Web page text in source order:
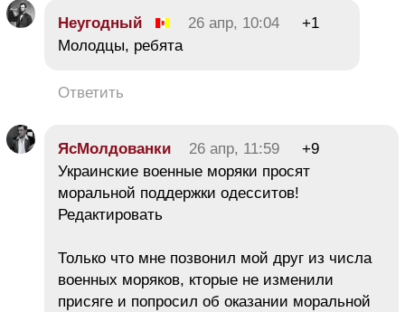
Неугодный 26 апр, 10:04
+1
Молодцы, ребята
Ответить
ЯсМолдованки 26 апр, 11:59
+9
Украинские военные моряки просят
моральной поддержки одесситов!
Редактировать
Только что мне позвонил мой друг из числа
военных моряков, кторые не изменили
присяге и попросил об оказании моральной